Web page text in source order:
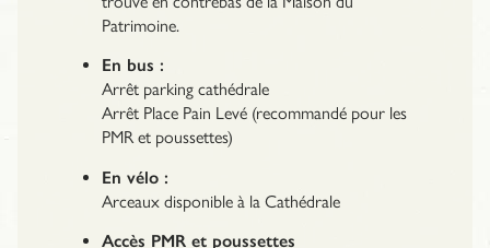
Patrimoine.
En bus :
Arrêt parking cathédrale
Arrêt Place Pain Levé (recommandé pour les
PMR et poussettes)
En vélo :
Arceaux disponible à la Cathédrale
Accès PMR et poussettes